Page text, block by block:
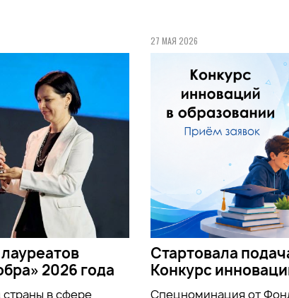
2026 года
страны в сфере
27 МАЯ 2026
Стартовала
Конкурс
Спецноминация от